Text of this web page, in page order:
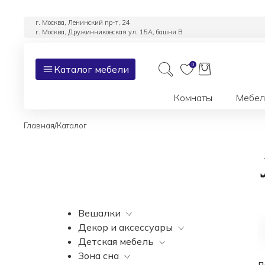
г. Москва, Ленинский пр-т, 24
г. Москва, Дружинниковская ул, 15А, башня В
Каталог мебели 0
Комнаты
Главная/Каталог
Вешалки
Все
Декор и аксессуары
Все
Вазы
Детская мебель
Все
Зона сна